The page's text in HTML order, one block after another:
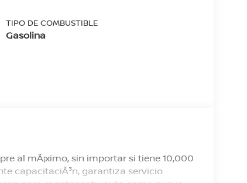
TIPO DE COMBUSTIBLE
Gasolina
al mÃ¡ximo, sin importar si tiene 10,000
capacitaciÃ³n, garantiza servicio